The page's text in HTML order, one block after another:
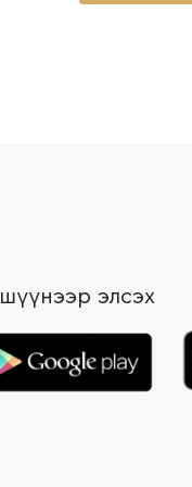
элсэх